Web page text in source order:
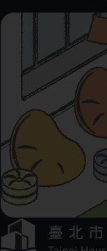
方選單連結區
:::